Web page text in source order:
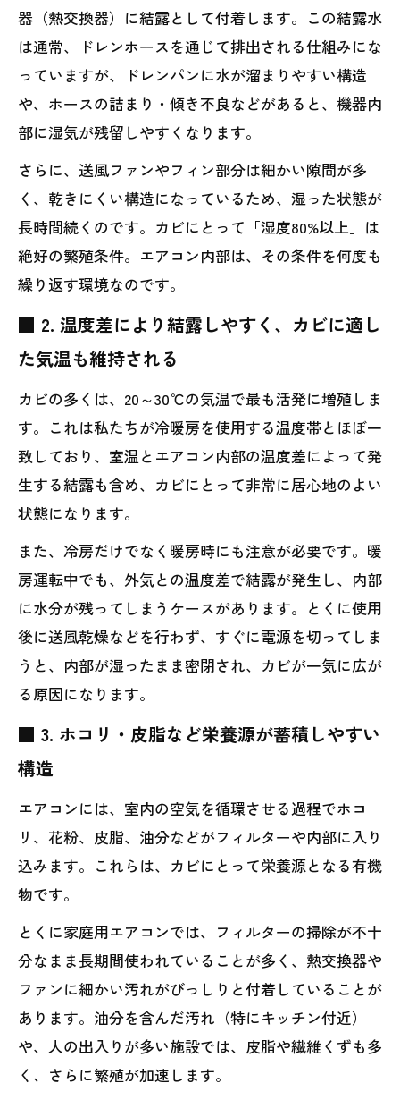
器（熱交換器）に結露として付着します。この結露水
は通常、ドレンホースを通じて排出される仕組みにな
っていますが、ドレンパンに水が溜まりやすい構造
や、ホースの詰まり・傾き不良などがあると、機器内
部に湿気が残留しやすくなります。
さらに、送風ファンやフィン部分は細かい隙間が多
く、乾きにくい構造になっているため、湿った状態が
長時間続くのです。カビにとって「湿度80%以上」は
絶好の繁殖条件。エアコン内部は、その条件を何度も
繰り返す環境なのです。
■ 2. 温度差により結露しやすく、カビに適し
た気温も維持される
カビの多くは、20～30℃の気温で最も活発に増殖しま
す。これは私たちが冷暖房を使用する温度帯とほぼ一
致しており、室温とエアコン内部の温度差によって発
生する結露も含め、カビにとって非常に居心地のよい
状態になります。
また、冷房だけでなく暖房時にも注意が必要です。暖
房運転中でも、外気との温度差で結露が発生し、内部
に水分が残ってしまうケースがあります。とくに使用
後に送風乾燥などを行わず、すぐに電源を切ってしま
うと、内部が湿ったまま密閉され、カビが一気に広が
る原因になります。
■ 3. ホコリ・皮脂など栄養源が蓄積しやすい
構造
エアコンには、室内の空気を循環させる過程でホコ
リ、花粉、皮脂、油分などがフィルターや内部に入り
込みます。これらは、カビにとって栄養源となる有機
物です。
とくに家庭用エアコンでは、フィルターの掃除が不十
分なまま長期間使われていることが多く、熱交換器や
ファンに細かい汚れがびっしりと付着していることが
あります。油分を含んだ汚れ（特にキッチン付近）
や、人の出入りが多い施設では、皮脂や繊維くずも多
く、さらに繁殖が加速します。